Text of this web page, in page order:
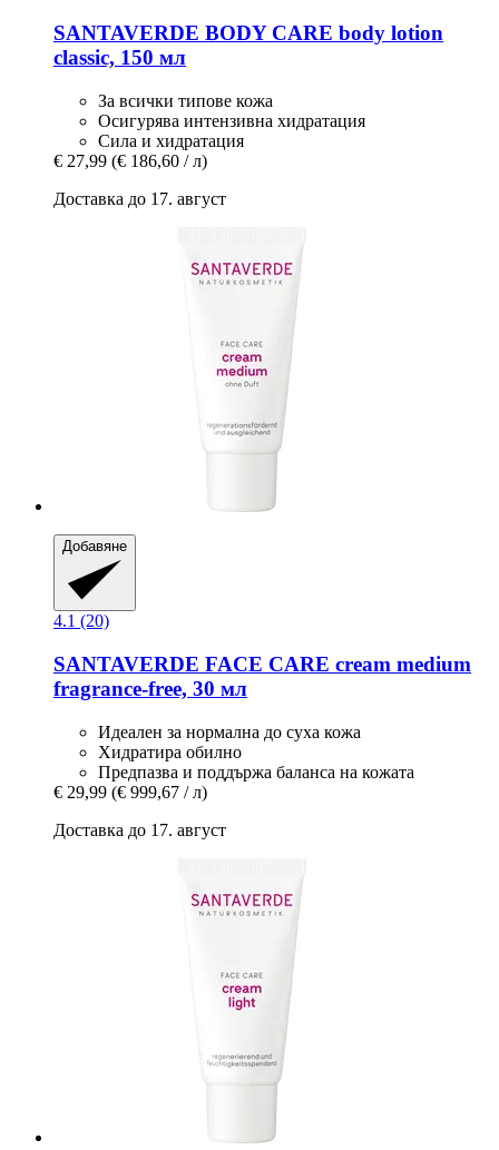
SANTAVERDE BODY CARE body lotion
classic, 150 мл
За всички типове кожа
Осигурява интензивна хидратация
Сила и хидратация
€ 27,99 (€ 186,60 / л)
Доставка до 17. август
Добавяне
4.1 (20)
SANTAVERDE FACE CARE cream medium
fragrance-​free, 30 мл
Идеален за нормална до суха кожа
Хидратира обилно
Предпазва и поддържа баланса на кожата
€ 29,99 (€ 999,67 / л)
Доставка до 17. август